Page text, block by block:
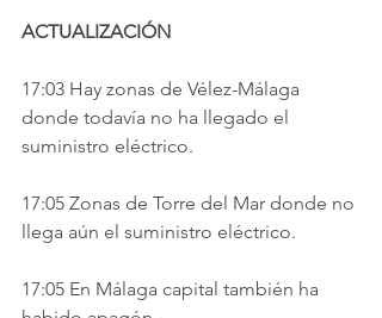
ACTUALIZACIÓN
17:03 Hay zonas de Vélez-Málaga
donde todavía no ha llegado el
suministro eléctrico.
17:05 Zonas de Torre del Mar donde no
llega aún el suministro eléctrico.
17:05 En Málaga capital también ha